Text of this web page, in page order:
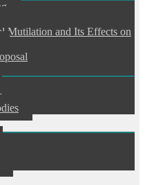
Mutilation and Its Effects on